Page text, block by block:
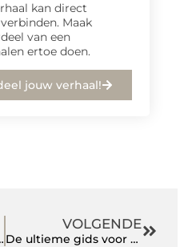
kan direct
Maak
van een
ertoe doen.
jouw verhaal!
toekomst
VOLGENDE
De ultieme gids voor oud papier in Oldenzaal